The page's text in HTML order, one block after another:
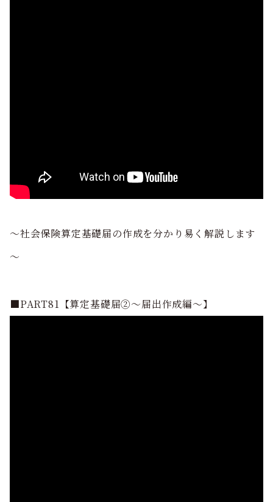
～社会保険算定基礎届の作成を分かり易く解説します
～
■PART81【算定基礎届②～届出作成編～】